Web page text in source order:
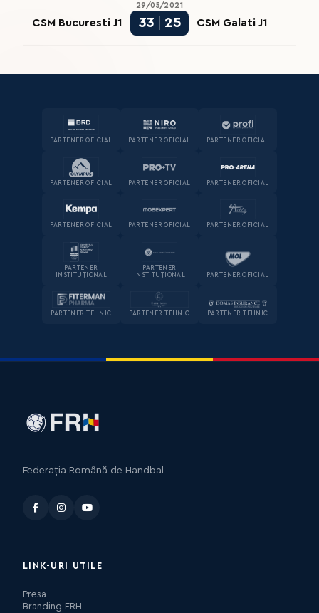
29/05/2021
CSM Bucuresti J1 33 25 CSM Galati J1
PARTENER OFICIAL PARTENER OFICIAL PARTENER OFICIAL
PARTENER OFICIAL PARTENER OFICIAL PARTENER OFICIAL
PARTENER OFICIAL PARTENER OFICIAL PARTENER OFICIAL
PARTENER
INSTITUȚIONAL
PARTENER
INSTITUȚIONAL
PARTENER OFICIAL
PARTENER TEHNIC PARTENER TEHNIC PARTENER TEHNIC
Federația Română de Handbal
LINK-URI UTILE
Presa
Branding FRH